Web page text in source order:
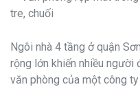
Ngôi nhà 4 tầng ở quận
rộng lớn khiến nhiều
văn phòng của một công